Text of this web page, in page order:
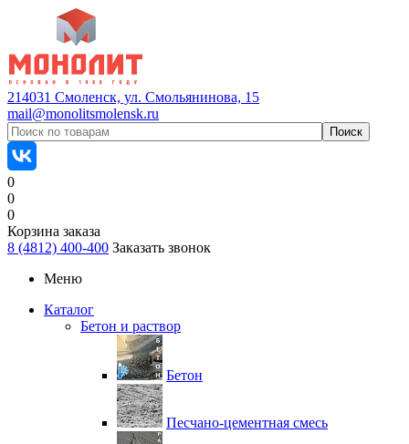
214031 Смоленск, ул. Смольянинова, 15
mail@monolitsmolensk.ru
0
0
0
Корзина заказа
8 (4812) 400-400 Заказать звонок
Меню
Каталог
Бетон и раствор
Бетон
Песчано-цементная смесь